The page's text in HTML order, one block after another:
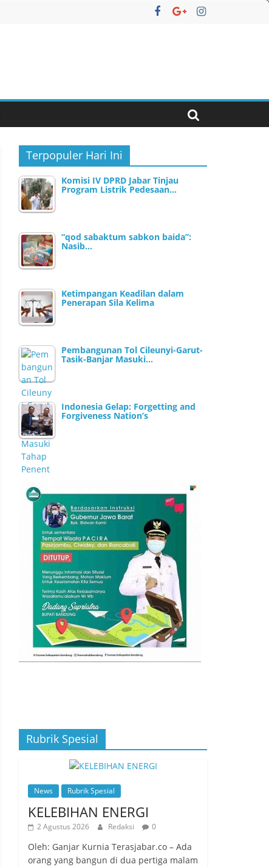
Terpopuler Hari Ini
Komisi IV DPRD Jabar Tinjau
Program Listrik Pedesaan…
“qod sabaktum sabkon baida”:
Nasib…
Ketimpangan Keadilan dalam
Penerapan Sila Kelima
Pembangunan Tol Cileunyi-Garut-
Tasik-Banjar Masuki…
Indonesia Gelap: Forgetting and
Forgiveness Nation’s
Rubrik Spesial
News Rubrik Spesial
KELEBIHAN ENERGI
2 Agustus 2026 Redaksi 0
Oleh: Ganjar Kurnia Terasjabar.co – Ada
orang yang bangun di dua pertiga malam